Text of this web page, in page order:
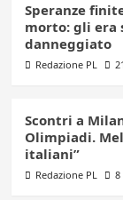
Speranze
morto: gli era
danneggiato
Redazione PL
Scontri a
Olimpiadi.
italiani”
Redazione PL 8